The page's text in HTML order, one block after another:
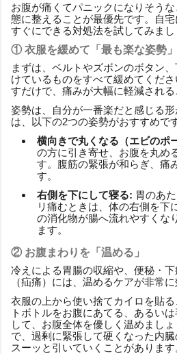
お腹が痛くてパニックになりそう
態に整えることが最優先です。自
すぐにできる対処法を試してみまし
① 衣服を緩めて「最も楽な姿勢
まずは、ベルトやズボンのボタン
けているものをすべて緩めてくだ
すだけで、痛みが大幅に軽減される
姿勢は、自分が一番楽だと感じる
は、以下の2つの姿勢がおすすめです
横向きで丸くなる（エビのポ
の方に引き寄せ、お腹を丸め
す。腹筋の緊張が和らぎ、痛
す。
右側を下にして寝る: 胃のあ
リ痛むときは、体の右側を下
の消化物が腸へ流れやすくな
ます。
② お腹まわりを「温める」
冷えによる胃腸の収縮や、便秘・
（疝痛）には、温めるケアが非常に
衣服の上から使い捨てカイロを貼
トボトルをお腹にあてる、あるい
して、お腹全体を優しく温めまし
で、過剰に緊張して硬くなった内
スーッと引いていくことがあります